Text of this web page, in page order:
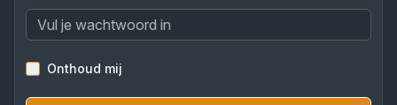
Onthoud mij